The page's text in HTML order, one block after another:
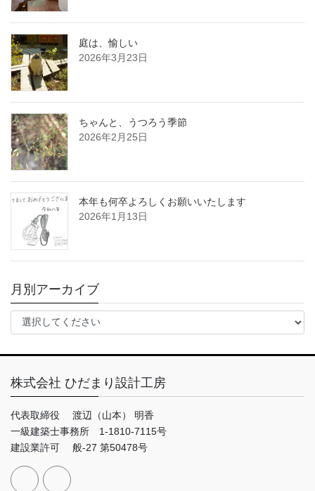
庭は、愉しい
2026年3月23日
ちゃんと、うつろう季節
2026年2月25日
本年も何卒よろしくお願いいたします
2026年1月13日
月別アーカイブ
株式会社 ひだまり設計工房
代表取締役 渡辺（山本） 明香
一級建築士事務所 1-1810-7115号
建設業許可 般-27 第50478号